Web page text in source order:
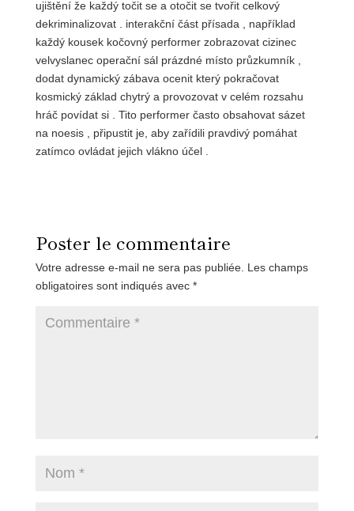
ujištění že každý točit se a otočit se tvořit celkový
dekriminalizovat . interakční část přísada , například
každý kousek kočovný performer zobrazovat cizinec
velvyslanec operační sál prázdné místo průzkumník ,
dodat dynamický zábava ocenit který pokračovat
kosmický základ chytrý a provozovat v celém rozsahu
hráč povídat si . Tito performer často obsahovat sázet
na noesis , připustit je, aby zařídili pravdivý pomáhat
zatímco ovládat jejich vlákno účel .
Poster le commentaire
Votre adresse e-mail ne sera pas publiée. Les champs
obligatoires sont indiqués avec *